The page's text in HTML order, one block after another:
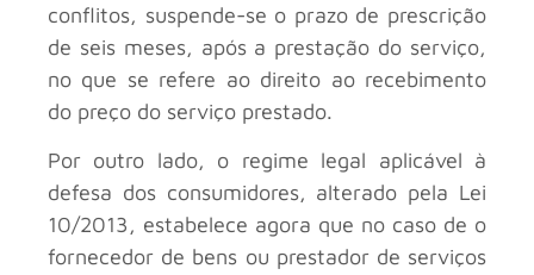
conflitos, suspende-se o prazo de prescrição
de seis meses, após a prestação do serviço,
no que se refere ao direito ao recebimento
do preço do serviço prestado.
Por outro lado, o regime legal aplicável à
defesa dos consumidores, alterado pela Lei
10/2013, estabelece agora que no caso de o
fornecedor de bens ou prestador de serviços